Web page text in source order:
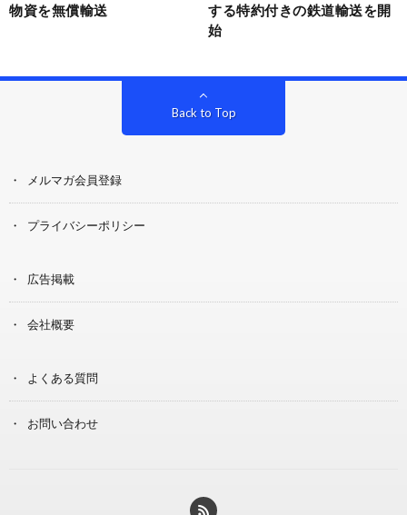
物資を無償輸送
する特約付きの鉄道輸送を開
始
Back to Top
メルマガ会員登録
プライバシーポリシー
広告掲載
会社概要
よくある質問
お問い合わせ